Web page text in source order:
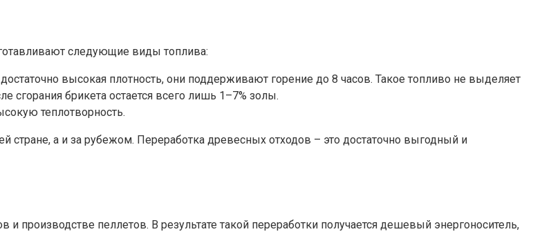
следующие виды топлива:
высокая плотность, они поддерживают горение до 8 часов. Такое топливо не выделяет
сгорания брикета остается всего лишь 1–7% золы.
теплотворность.
а и за рубежом. Переработка древесных отходов – это достаточно выгодный и
пеллетов. В результате такой переработки получается дешевый энергоноситель,